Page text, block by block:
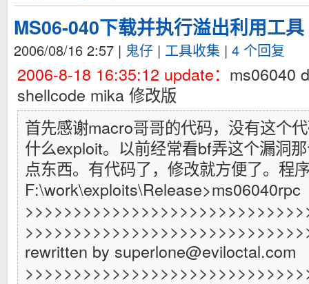
MS06-040下载并执行溢出利用工具
2006/08/16 2:57 | 鬼仔 | 工具收集 | 4 个回复
2006-8-18 16:35:12 update： ms06040
shellcode mika 修改版
首先感谢macro哥哥的代码，没有这个
什么exploit。以前经常看bf弄这个漏洞
点东西。有代码了，修改就方便了。程
F:\work\exploits\Release>ms06040rpc
rewritten by superlone@eviloctal.com